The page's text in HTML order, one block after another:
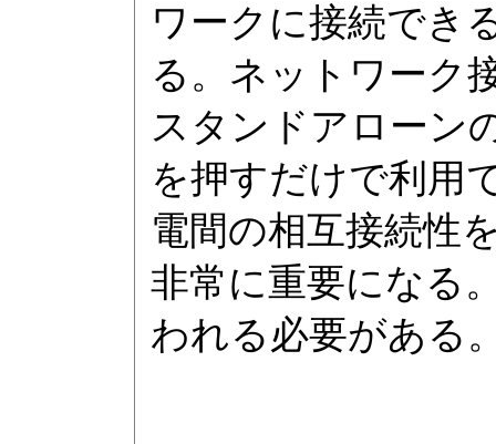
ワークに接続でき
る。ネットワーク
スタンドアローン
を押すだけで利用
電間の相互接続性
非常に重要になる
われる必要がある